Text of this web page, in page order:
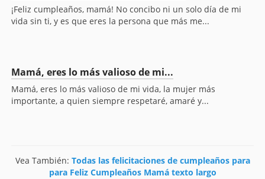
¡Feliz cumpleaños, mamá! No concibo ni un solo día de mi
vida sin ti, y es que eres la persona que más me...
Mamá, eres lo más valioso de mi...
Mamá, eres lo más valioso de mi vida, la mujer más
importante, a quien siempre respetaré, amaré y...
Vea También: Todas las felicitaciones de cumpleaños para
para Feliz Cumpleaños Mamá texto largo